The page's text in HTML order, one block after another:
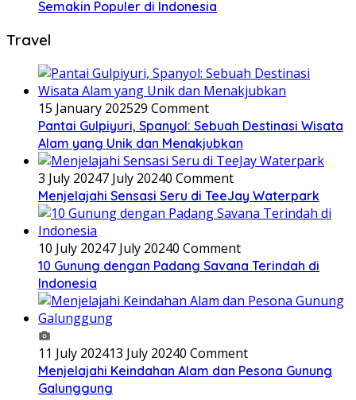
Semakin Populer di Indonesia
Travel
15 January 202529 Comment
Pantai Gulpiyuri, Spanyol: Sebuah Destinasi Wisata
Alam yang Unik dan Menakjubkan
3 July 20247 July 20240 Comment
Menjelajahi Sensasi Seru di TeeJay Waterpark
10 July 20247 July 20240 Comment
10 Gunung dengan Padang Savana Terindah di
Indonesia
11 July 202413 July 20240 Comment
Menjelajahi Keindahan Alam dan Pesona Gunung
Galunggung